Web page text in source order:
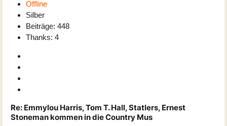
Offline
Silber
Beiträge: 448
Thanks: 4
Re: Emmylou Harris, Tom T. Hall, Statlers, Ernest
Stoneman kommen in die Country Mus